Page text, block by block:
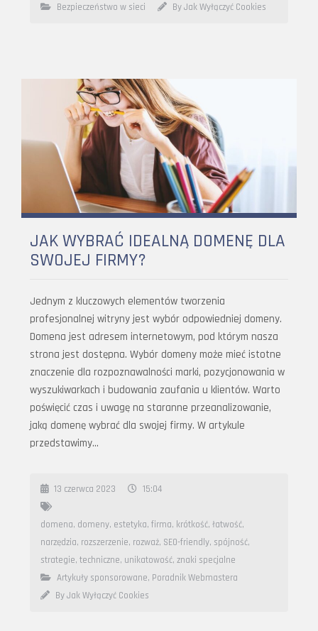
Bezpieczeństwo w sieci
By Jak Wyłączyć Cookies
JAK WYBRAĆ IDEALNĄ DOMENĘ DLA
SWOJEJ FIRMY?
Jednym z kluczowych elementów tworzenia
profesjonalnej witryny jest wybór odpowiedniej domeny.
Domena jest adresem internetowym, pod którym nasza
strona jest dostępna. Wybór domeny może mieć istotne
znaczenie dla rozpoznawalności marki, pozycjonowania w
wyszukiwarkach i budowania zaufania u klientów. Warto
poświęcić czas i uwagę na staranne przeanalizowanie,
jaką domenę wybrać dla swojej firmy. W artykule
przedstawimy…
13 czerwca 2023 15:04
domena, domeny, estetyka, firma, krótkość, łatwość,
narzędzia, rozszerzenie, rozważ, SEO-friendly, spójność,
strategie, techniczne, unikatowość, znaki specjalne
Artykuły sponsorowane, Poradnik Webmastera
By Jak Wyłączyć Cookies